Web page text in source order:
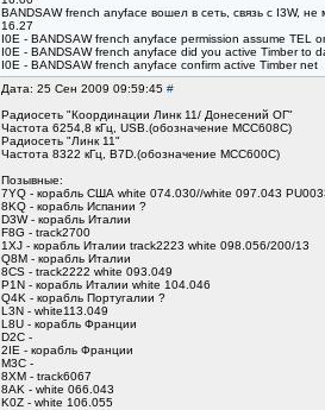
BANDSAW french anyface вошел в сеть, связь с I3W, не
16.27
I0E - BANDSAW french anyface permission assume TEL
I0E - BANDSAW french anyface did you active Timber to
I0E - BANDSAW french anyface confirm active Timber net
Дата: 25 Сен 2009 09:59:45 #
Радиосеть "Координации Линк 11/ Донесений ОГ"
Частота 6254,8 кГц, USB.(обозначение MCC608С)
Радиосеть "Линк 11"
Частота 8322 кГц, B7D.(обозначение MCC600С)
Позывные:
7YQ - корабль США white 074.030//white 097.043
8KQ - корабль Испании ?
D3W - корабль Италии
F8G - track2700
1XJ - корабль Италии track2223 white 098.056/200/13
Q8M - корабль Италии
8CS - track2222 white 093.049
P1N - корабль Италии white 104.046
Q4K - корабль Португалии ?
L3N - white113.049
L8U - корабль Франции
D2C -
2IE - корабль Франции
M3C -
8XM - track6067
8AK - white 066.043
K0Z - white 106.055